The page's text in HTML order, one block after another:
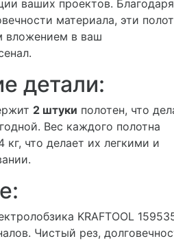
ваших проектов. Благодаря
материала, эти
вложением в ваш
детали:
2 штуки полотен, что
Вес каждого полотна
кг, что делает их легкими и
KRAFTOOL
Чистый рез,